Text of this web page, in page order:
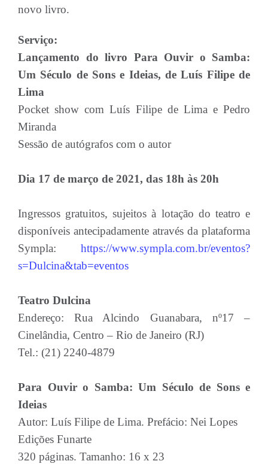
novo livro.
Serviço:
Lançamento do livro Para Ouvir o Samba:
Um Século de Sons e Ideias, de Luís Filipe de
Lima
Pocket show com Luís Filipe de Lima e Pedro
Miranda
Sessão de autógrafos com o autor
Dia 17 de março de 2021, das 18h às 20h
Ingressos gratuitos, sujeitos à lotação do teatro e
disponíveis antecipadamente através da plataforma
Sympla: https://www.sympla.com.br/eventos?
s=Dulcina&tab=eventos
Teatro Dulcina
Endereço: Rua Alcindo Guanabara, nº17 –
Cinelândia, Centro – Rio de Janeiro (RJ)
Tel.: (21) 2240-4879
Para Ouvir o Samba: Um Século de Sons e
Ideias
Autor: Luís Filipe de Lima. Prefácio: Nei Lopes
Edições Funarte
320 páginas. Tamanho: 16 x 23